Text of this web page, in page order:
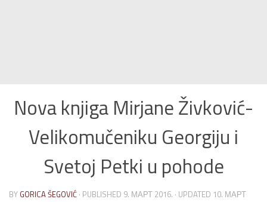
Nova knjiga Mirjane Živković-
Velikomučeniku Georgiju i
Svetoj Petki u pohode
BY GORICA ŠEGOVIĆ · PUBLISHED 9. МАРТ 2016. · UPDATED 10. МАРТ